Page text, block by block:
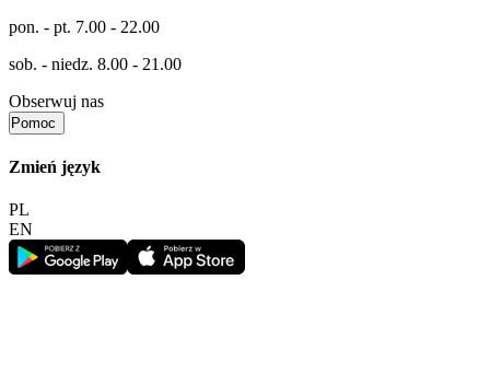
pon. - pt. 7.00 - 22.00
sob. - niedz. 8.00 - 21.00
Obserwuj nas
Pomoc
Zmień język
PL
EN